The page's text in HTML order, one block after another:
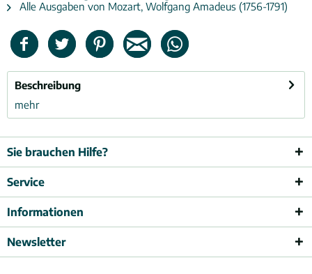
Alle Ausgaben von Mozart, Wolfgang Amadeus (1756-1791)
Beschreibung
mehr
Sie brauchen Hilfe?
Service
Informationen
Newsletter